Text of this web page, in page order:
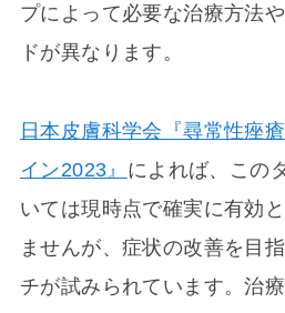
プによって必要な治療方法
ドが異なります。
日本皮膚科学会『尋常性痤
イン2023』 によれば、この
いては現時点で確実に有効
ませんが、症状の改善を目
チが試みられています。治